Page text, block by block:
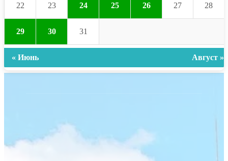
22 23 24 25 26 27 28
29 30 31
« Июнь Август »